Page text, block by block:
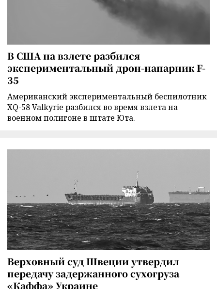
В США на взлете разбился
экспериментальный дрон-напарник F-
35
Американский экспериментальный беспилотник
XQ-58 Valkyrie разбился во время взлета на
военном полигоне в штате Юта.
Верховный суд Швеции утвердил
передачу задержанного сухогруза
«Каффа» Украине